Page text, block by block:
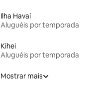
Ilha Havaí
Aluguéis por temporada
Kihei
Aluguéis por temporada
Mostrar mais